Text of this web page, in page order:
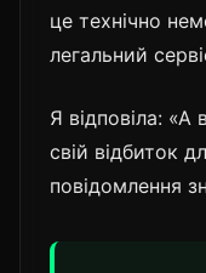
це технічно
легальний
Я відповіла:
свій відбиток
повідомлення